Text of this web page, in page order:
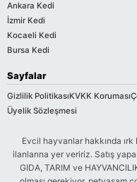
Ankara Kedi
İzmir Kedi
Kocaeli Kedi
Bursa Kedi
Sayfalar
Gizlilik PolitikasıKVKK Koruması
Üyelik Sözleşmesi
Evcil hayvanlar hakkında
ilanlarına yer veririz. Satış
GIDA, TARIM ve